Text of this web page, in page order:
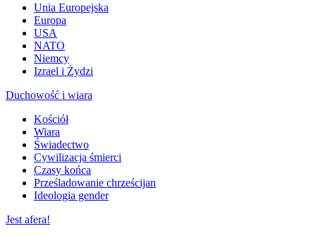
Unia Europejska
Europa
USA
NATO
Niemcy
Izrael i Żydzi
Duchowość i wiara
Kościół
Wiara
Świadectwo
Cywilizacja śmierci
Czasy końca
Prześladowanie chrześcijan
Ideologia gender
Jest afera!